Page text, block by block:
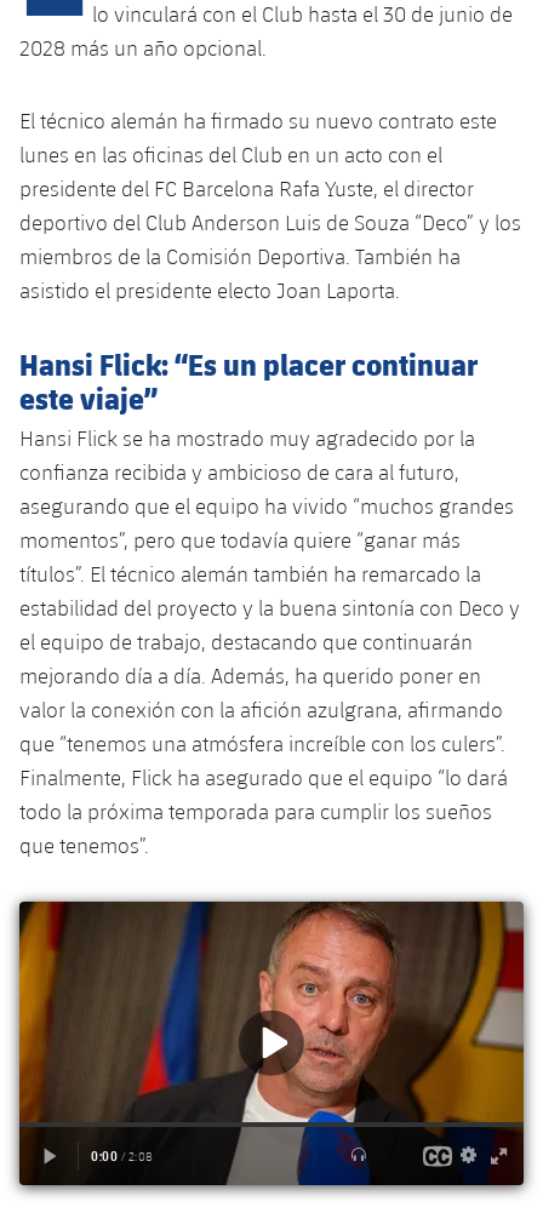
Instalaciones
Barça Cafe
Ciutat Esportiva
La Masia
plusicon
más
Servicios Médicos
Accesibilidad
plusicon
más
Acreditaciones
Instalaciones
SUB13
SUB12
SUB11 A
SUB11 B
SUB10 A
SUB10 B
SUB9 A
SUB9 B
SUB8 A
SUB13 B
SUB12 C
SUB11 C
Entradas
Gameday Shows
Resultados
Clasificación
Jugadores
Fotos
Historia
Palmarés
Base
Junior
Cadete A
Cadete B
Infantil B
Mini
Campus Verano
plusicon
más
Actualidad
Calendario
Resultados
Clasificaciones
Jugadores
Fotos
Palmarés
plusicon
más
Actualidad
Resultados
Clasificaciones
Jugadores
Fotos
plusicon
más
Juvenil
Cadete A
Cadete B
Infantil A
Infantil B
PLUSICON
MÁS
Primer equipo
plusicon
más
Actualidad
Calendario
Entradas
Resultados
Clasificaciones
Jugadors
Palmarés
Barça Atlètic
plusicon
más
Actualidad
Calendario
Resultados
Jugadores
Clasificaciones
Base
plusicon
más
Actualidad
Juvenil
Cadete
Infantil
Alevín
Campus Verano
PLUSICON
MÁS
plusicon
más
Actualidad
Calendario
Resultados
Clasificaciones
Jugadores
Fotos
Barça Atlètic
plusicon
más
Resultados
Jugadores
Clasificaciones
Junior
Juvenil
Campus Verano
Información general
plusicon
Noticias
Atletismo
Actualidad
Baloncesto en silla de ruedas
lo vinculará con el Club hasta el 30 de junio de
2028 más un año opcional.
El técnico alemán ha firmado su nuevo contrato este
lunes en las oficinas del Club en un acto con el
presidente del FC Barcelona Rafa Yuste, el director
deportivo del Club Anderson Luis de Souza “Deco” y los
miembros de la Comisión Deportiva. También ha
asistido el presidente electo Joan Laporta.
Hansi Flick: “Es un placer continuar
este viaje”
Hansi Flick se ha mostrado muy agradecido por la
confianza recibida y ambicioso de cara al futuro,
asegurando que el equipo ha vivido “muchos grandes
momentos”, pero que todavía quiere “ganar más
títulos”. El técnico alemán también ha remarcado la
estabilidad del proyecto y la buena sintonía con Deco y
el equipo de trabajo, destacando que continuarán
mejorando día a día. Además, ha querido poner en
valor la conexión con la afición azulgrana, afirmando
que “tenemos una atmósfera increíble con los culers”.
Finalmente, Flick ha asegurado que el equipo “lo dará
todo la próxima temporada para cumplir los sueños
que tenemos”.